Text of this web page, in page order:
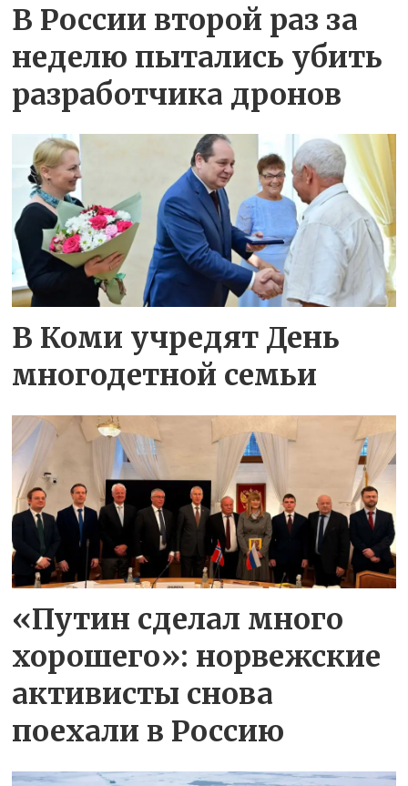
В России второй раз за
неделю пытались убить
разработчика дронов
В Коми учредят День
многодетной семьи
«Путин сделал много
хорошего»: норвежские
активисты снова
поехали в Россию